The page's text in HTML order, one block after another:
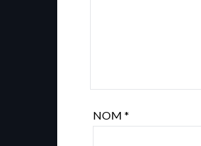
NOM*